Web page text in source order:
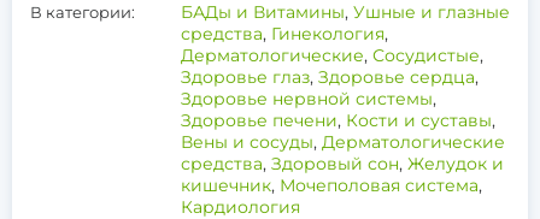
В категории: БАДы и Витамины, Ушные и глазные
средства, Гинекология,
Дерматологические, Сосудистые,
Здоровье глаз, Здоровье сердца,
Здоровье нервной системы,
Здоровье печени, Кости и суставы,
Вены и сосуды, Дерматологические
средства, Здоровый сон, Желудок и
кишечник, Мочеполовая система,
Кардиология